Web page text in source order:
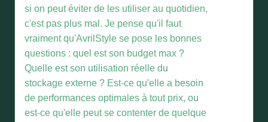
si on peut éviter de les utiliser au quotidien,
c'est pas plus mal. Je pense qu'il faut
vraiment qu'AvrilStyle se pose les bonnes
questions : quel est son budget max ?
Quelle est son utilisation réelle du
stockage externe ? Est-ce qu'elle a besoin
de performances optimales à tout prix, ou
est-ce qu'elle peut se contenter de quelque